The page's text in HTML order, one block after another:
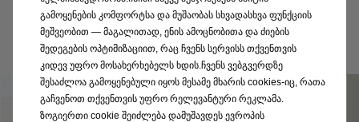
GSe ElektroMOD ციფრული
ვერსია
გამოყენების კომფორტსა და მუშაობას სხვადასხვა ფუნქციის
მეშვეობით — მაგალითად, ენის ამოცნობითა და ძიების
შედეგების ოპტიმიზაციით, რაც ჩვენს სერვისს თქვენთვის
კიდევ უფრო მოსახერხებელს ხდის.ჩვენს ვებგვერდზე
შესაძლოა გამოყენებული იყოს მესამე მხარის cookies-იც, რათა
გაჩვენოთ თქვენთვის უფრო რელევანტური რეკლამა.
ზოგიერთი cookie შეიძლება დამუშავდეს ევროპის